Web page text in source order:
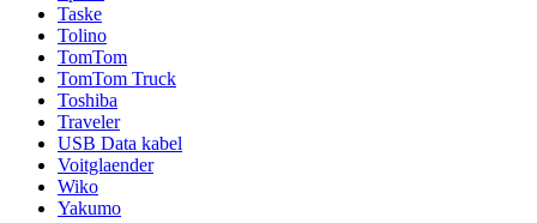
Taske
Tolino
TomTom
TomTom Truck
Toshiba
Traveler
USB Data kabel
Voitglaender
Wiko
Yakumo